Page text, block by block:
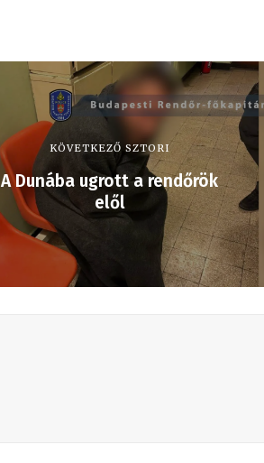
KÖVETKEZŐ SZTORI
A Dunába ugrott a rendőrök
elől